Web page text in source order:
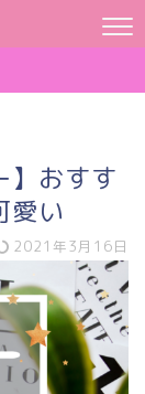
】おすす
愛い
2021年3月16日